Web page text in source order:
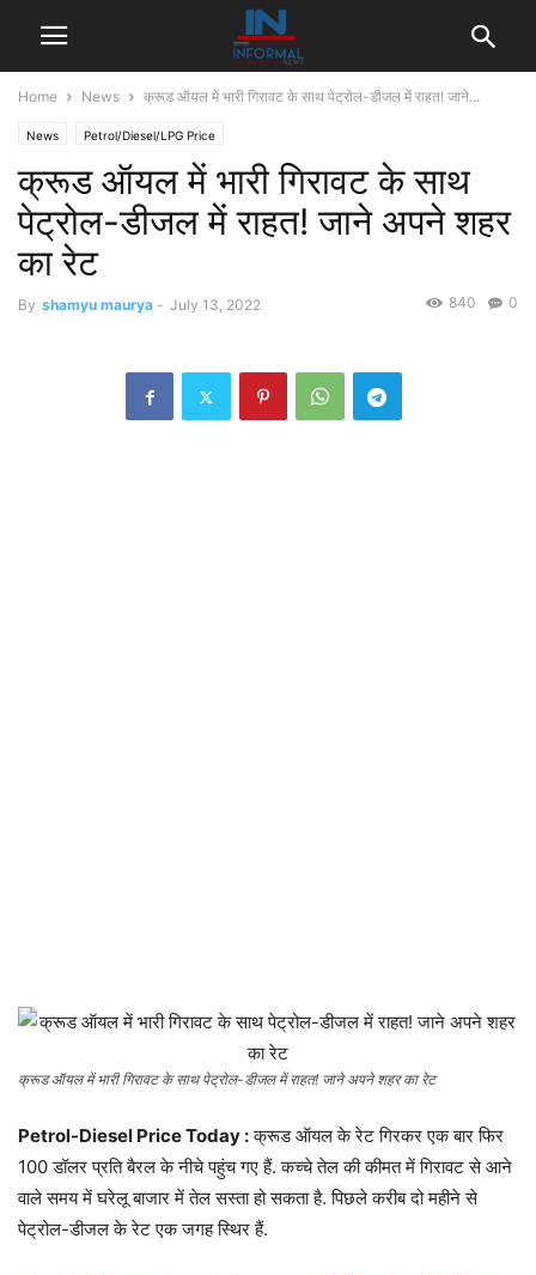
Home News क्रूड ऑयल में भारी ग‍िरावट के साथ पेट्रोल-डीजल में राहत! जाने...
News Petrol/Diesel/LPG Price
क्रूड ऑयल में भारी ग‍िरावट के साथ
पेट्रोल-डीजल में राहत! जाने अपने शहर
का रेट
By shamyu maurya - July 13, 2022 0
840
क्रूड ऑयल में भारी ग‍िरावट के साथ पेट्रोल-डीजल में राहत! जाने अपने शहर का रेट
Petrol-Diesel Price Today :क्रूड ऑयल के रेट ग‍िरकर एक बार फ‍िर
100 डॉलर प्रत‍ि बैरल के नीचे पहुंच गए हैं. कच्‍चे तेल की कीमत में ग‍िरावट से आने
वाले समय में घरेलू बाजार में तेल सस्‍ता हो सकता है. प‍िछले करीब दो महीने से
पेट्रोल-डीजल के रेट एक जगह स्‍थ‍िर हैं.